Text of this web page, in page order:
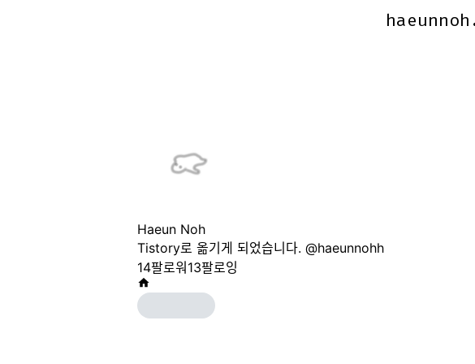
Haeun Noh
Tistory로 옮기게 되었습니다. @haeunnohh
14팔로워 13팔로잉